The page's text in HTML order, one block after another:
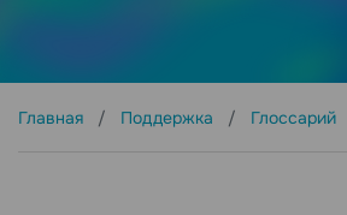
Главная Поддержка Глоссарий